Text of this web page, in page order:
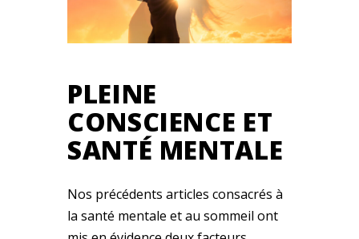
PLEINE
CONSCIENCE ET
SANTÉ MENTALE
Nos précédents articles consacrés à
la santé mentale et au sommeil ont